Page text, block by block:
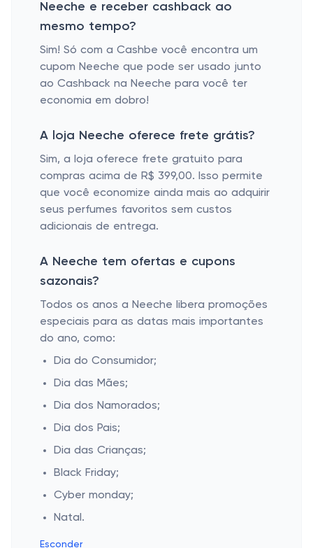
Neeche e receber cashback ao
mesmo tempo?
Sim! Só com a Cashbe você encontra um
cupom Neeche que pode ser usado junto
ao Cashback na Neeche para você ter
economia em dobro!
A loja Neeche oferece frete grátis?
Sim, a loja oferece frete gratuito para
compras acima de R$ 399,00. Isso permite
que você economize ainda mais ao adquirir
seus perfumes favoritos sem custos
adicionais de entrega.
A Neeche tem ofertas e cupons
sazonais?
Todos os anos a Neeche libera promoções
especiais para as datas mais importantes
do ano, como:
Dia do Consumidor;
Dia das Mães;
Dia dos Namorados;
Dia dos Pais;
Dia das Crianças;
Black Friday;
Cyber monday;
Natal.
Esconder